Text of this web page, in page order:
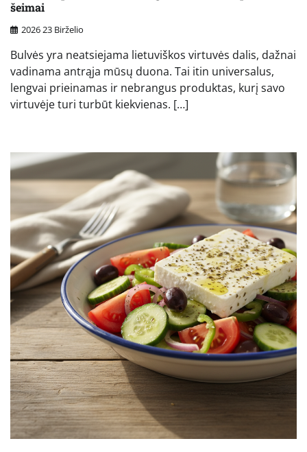
šeimai
2026 23 Birželio
Bulvės yra neatsiejama lietuviškos virtuvės dalis, dažnai
vadinama antrąja mūsų duona. Tai itin universalus,
lengvai prieinamas ir nebrangus produktas, kurį savo
virtuvėje turi turbūt kiekvienas. […]